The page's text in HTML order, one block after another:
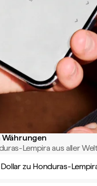
Währungen
Lempira aus aller
zu Honduras-